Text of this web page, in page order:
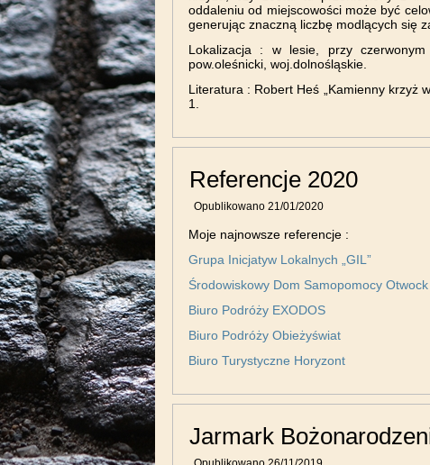
oddaleniu od miejscowości może być
generując znaczną liczbę modlących się
Lokalizacja : w lesie, przy
pow.oleśnicki, woj.dolnośląskie.
Literatura : Robert Heś „Kamienny krzyż
1.
Referencje 2020
Opublikowano 21/01/2020
Moje najnowsze referencje :
Grupa Inicjatyw Lokalnych „GIL”
Środowiskowy Dom Samopomocy Otwock
Biuro Podróży EXODOS
Biuro Podróży Obieżyświat
Biuro Turystyczne Horyzont
Jarmark